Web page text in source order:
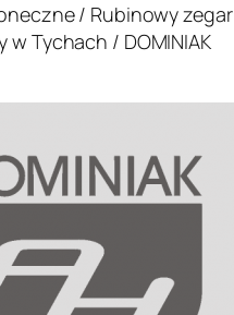
/ Rubinowy zegar
w Tychach / DOMINIAK